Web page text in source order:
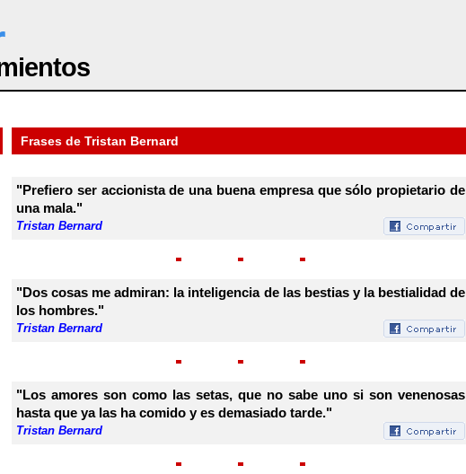
Frases de Tristan Bernard
"Prefiero ser accionista de una buena empresa que sólo propietario de
una mala."
Tristan Bernard
"Dos cosas me admiran: la inteligencia de las bestias y la bestialidad de
los hombres."
Tristan Bernard
"Los amores son como las setas, que no sabe uno si son venenosas
hasta que ya las ha comido y es demasiado tarde."
Tristan Bernard